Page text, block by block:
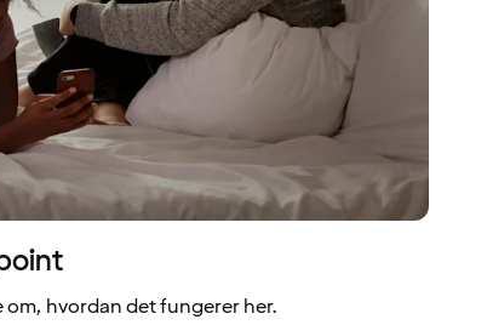
hvordan det fungerer her.